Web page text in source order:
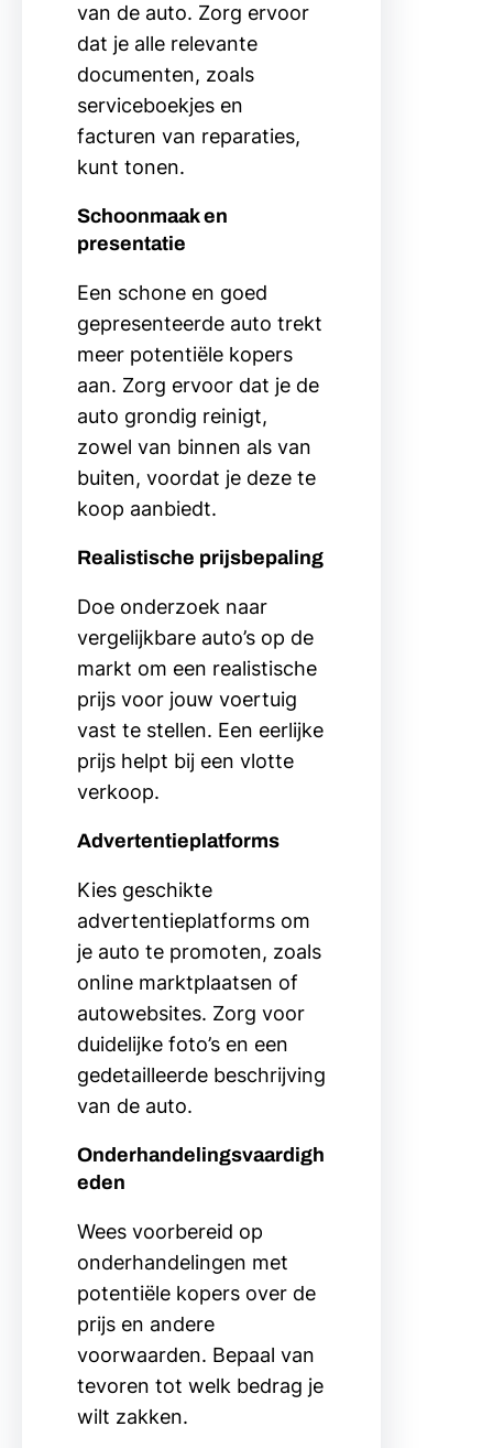
van de auto. Zorg ervoor
dat je alle relevante
documenten, zoals
serviceboekjes en
facturen van reparaties,
kunt tonen.
Schoonmaak en
presentatie
Een schone en goed
gepresenteerde auto trekt
meer potentiële kopers
aan. Zorg ervoor dat je de
auto grondig reinigt,
zowel van binnen als van
buiten, voordat je deze te
koop aanbiedt.
Realistische prijsbepaling
Doe onderzoek naar
vergelijkbare auto’s op de
markt om een realistische
prijs voor jouw voertuig
vast te stellen. Een eerlijke
prijs helpt bij een vlotte
verkoop.
Advertentieplatforms
Kies geschikte
advertentieplatforms om
je auto te promoten, zoals
online marktplaatsen of
autowebsites. Zorg voor
duidelijke foto’s en een
gedetailleerde beschrijving
van de auto.
Onderhandelingsvaardigh
eden
Wees voorbereid op
onderhandelingen met
potentiële kopers over de
prijs en andere
voorwaarden. Bepaal van
tevoren tot welk bedrag je
wilt zakken.